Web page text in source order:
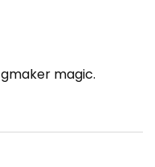
magic.